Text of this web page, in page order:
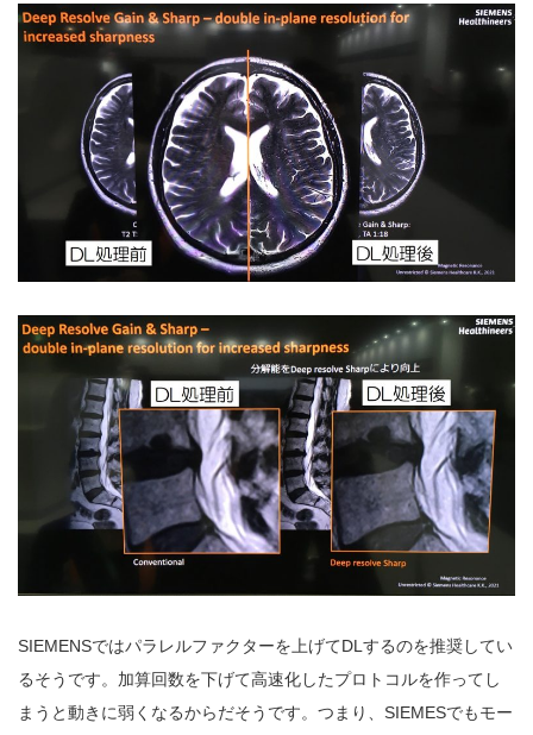
SIEMENSではパラレルファクターを上げてDLするのを推奨してい
るそうです。加算回数を下げて高速化したプロトコルを作ってし
まうと動きに弱くなるからだそうです。つまり、SIEMESでもモー